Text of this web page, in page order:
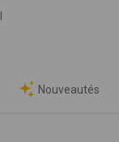
Nouveautés